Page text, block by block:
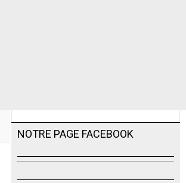
NOTRE PAGE FACEBOOK